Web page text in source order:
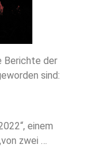
Berichte der
sind:
einem
zwei …